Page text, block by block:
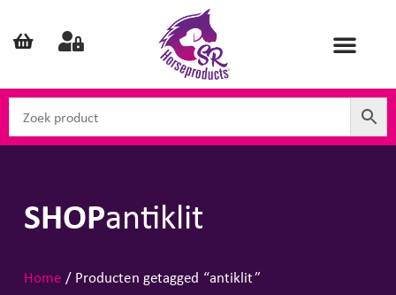
SHOPantiklit
Home / Producten getagged “antiklit”